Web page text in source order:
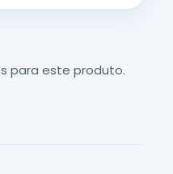
para este produto.